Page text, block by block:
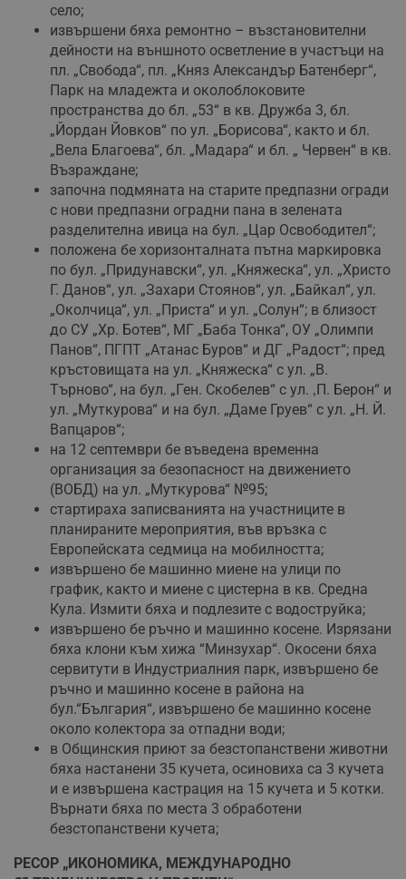
село;
извършени бяха ремонтно – възстановителни
дейности на външното осветление в участъци на
пл. „Свобода“, пл. „Княз Александър Батенберг“,
Парк на младежта и околоблоковите
пространства до бл. „53“ в кв. Дружба 3, бл.
„Йордан Йовков“ по ул. „Борисова“, както и бл.
„Вела Благоева“, бл. „Мадара“ и бл. „ Червен“ в кв.
Възраждане;
започна подмяната на старите предпазни огради
с нови предпазни оградни пана в зелената
разделителна ивица на бул. „Цар Освободител“;
положена бе хоризонталната пътна маркировка
по бул. „Придунавски“, ул. „Княжеска“, ул. „Христо
Г. Данов“, ул. „Захари Стоянов“, ул. „Байкал“, ул.
„Околчица“, ул. „Приста“ и ул. „Солун“; в близост
до СУ „Хр. Ботев“, МГ „Баба Тонка“, ОУ „Олимпи
Панов“, ПГПТ „Атанас Буров“ и ДГ „Радост“; пред
кръстовищата на ул. „Княжеска“ с ул. „В.
Търново“, на бул. „Ген. Скобелев“ с ул. ‚П. Берон“ и
ул. „Муткурова“ и на бул. „Даме Груев“ с ул. „Н. Й.
Вапцаров“;
на 12 септември бе въведена временна
организация за безопасност на движението
(ВОБД) на ул. „Муткурова“ №95;
стартираха записванията на участниците в
планираните мероприятия, във връзка с
Европейската седмица на мобилността;
извършено бе машинно миене на улици по
график, както и миене с цистерна в кв. Средна
Кула. Измити бяха и подлезите с водоструйка;
извършено бе ръчно и машинно косене. Изрязани
бяха клони към хижа “Минзухар“. Окосени бяха
сервитути в Индустриалния парк, извършено бе
ръчно и машинно косене в района на
бул.“България“, извършено бе машинно косене
около колектора за отпадни води;
в Общинския приют за безстопанствени животни
бяха настанени 35 кучета, осиновиха са 3 кучета
и е извършена кастрация на 15 кучета и 5 котки.
Върнати бяха по места 3 обработени
безстопанствени кучета;
РЕСОР „ИКОНОМИКА, МЕЖДУНАРОДНО